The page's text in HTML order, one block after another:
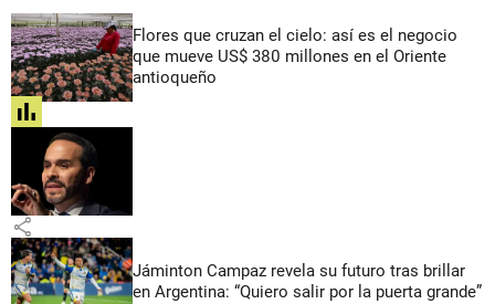
Flores que cruzan el cielo: así es el negocio
que mueve US$ 380 millones en el Oriente
antioqueño
share
share
Jáminton Campaz revela su futuro tras brillar
en Argentina: “Quiero salir por la puerta grande”